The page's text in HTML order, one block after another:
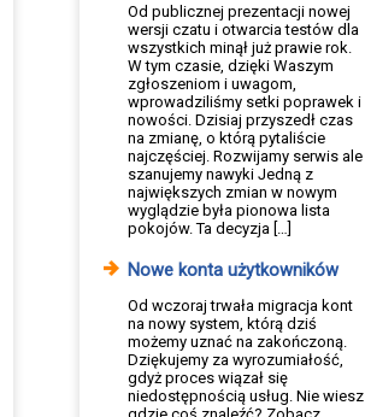
Od publicznej prezentacji nowej
wersji czatu i otwarcia testów dla
wszystkich minął już prawie rok.
W tym czasie, dzięki Waszym
zgłoszeniom i uwagom,
wprowadziliśmy setki poprawek i
nowości. Dzisiaj przyszedł czas
na zmianę, o którą pytaliście
najczęściej. Rozwijamy serwis ale
szanujemy nawyki Jedną z
największych zmian w nowym
wyglądzie była pionowa lista
pokojów. Ta decyzja […]
Nowe konta użytkowników
Od wczoraj trwała migracja kont
na nowy system, którą dziś
możemy uznać na zakończoną.
Dziękujemy za wyrozumiałość,
gdyż proces wiązał się
niedostępnością usług. Nie wiesz